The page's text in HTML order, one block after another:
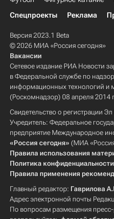
Спецпроекты
Реклама
Версия 2023.1 Beta
© 2026 МИА «Россия сегодня»
Вакансии
Сетевое издание РИА Новости
в Федеральной службе по
информационных технологий и
(Роскомнадзор) 08 апреля 2014
Свидетельство о регистрации
Учредитель: Федеральное
предприятие Международное
«Россия сегодня» (МИА
Правила использования
Политика конфиденциальности
Правила применения
Главный редактор: Гаврилова
Адрес электронной почты
По вопросам размещения